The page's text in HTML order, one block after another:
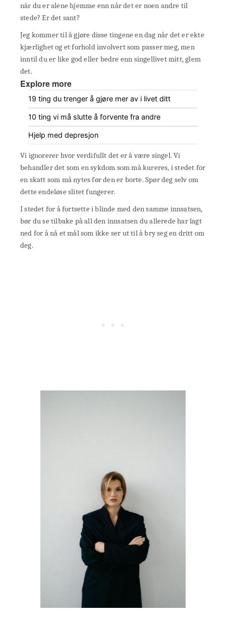
når du er alene hjemme enn når det er noen andre til
stede? Er det sant?
Jeg kommer til å gjøre disse tingene en dag når det er ekte
kjærlighet og et forhold involvert som passer meg, men
inntil du er like god eller bedre enn singellivet mitt, glem
det.
Explore more
19 ting du trenger å gjøre mer av i livet ditt
10 ting vi må slutte å forvente fra andre
Hjelp med depresjon
Vi ignorerer hvor verdifullt det er å være singel. Vi
behandler det som en sykdom som må kureres, i stedet for
en skatt som må nytes før den er borte. Spør deg selv om
dette endeløse slitet fungerer.
I stedet for å fortsette i blinde med den samme innsatsen,
bør du se tilbake på all den innsatsen du allerede har lagt
ned for å nå et mål som ikke ser ut til å bry seg en dritt om
deg.